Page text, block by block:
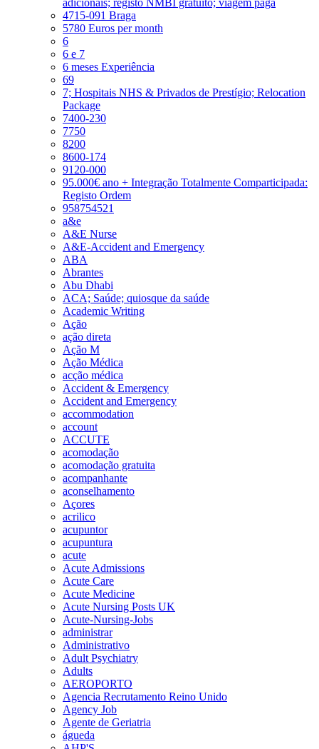
4715-091 Braga
5780 Euros per month
6
6 e 7
6 meses Experiência
69
7; Hospitais NHS & Privados de Prestígio; Relocation
Package
7400-230
7750
8200
8600-174
9120-000
95.000€ ano + Integração Totalmente Comparticipada:
Registo Ordem
958754521
a&e
A&E Nurse
A&E-Accident and Emergency
ABA
Abrantes
Abu Dhabi
ACA; Saúde; quiosque da saúde
Academic Writing
Ação
ação direta
Ação M
Ação Médica
acção médica
Accident & Emergency
Accident and Emergency
accommodation
account
ACCUTE
acomodação
acomodação gratuita
acompanhante
aconselhamento
Açores
acrilico
acupuntor
acupuntura
acute
Acute Admissions
Acute Care
Acute Medicine
Acute Nursing Posts UK
Acute-Nursing-Jobs
administrar
Administrativo
Adult Psychiatry
Adults
AEROPORTO
Agencia Recrutamento Reino Unido
Agency Job
Agente de Geriatria
águeda